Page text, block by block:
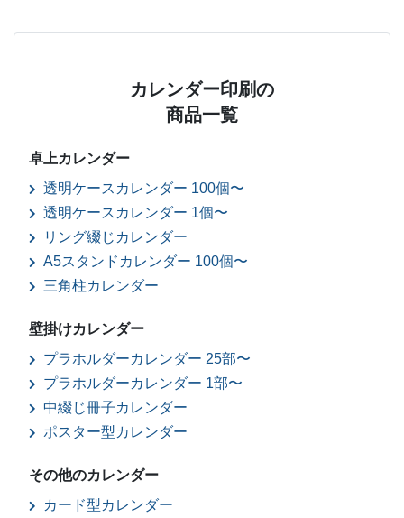
カレンダー印刷の
商品一覧
卓上カレンダー
透明ケースカレンダー 100個〜
透明ケースカレンダー 1個〜
リング綴じカレンダー
A5スタンドカレンダー 100個〜
三角柱カレンダー
壁掛けカレンダー
プラホルダーカレンダー 25部〜
プラホルダーカレンダー 1部〜
中綴じ冊子カレンダー
ポスター型カレンダー
その他のカレンダー
カード型カレンダー